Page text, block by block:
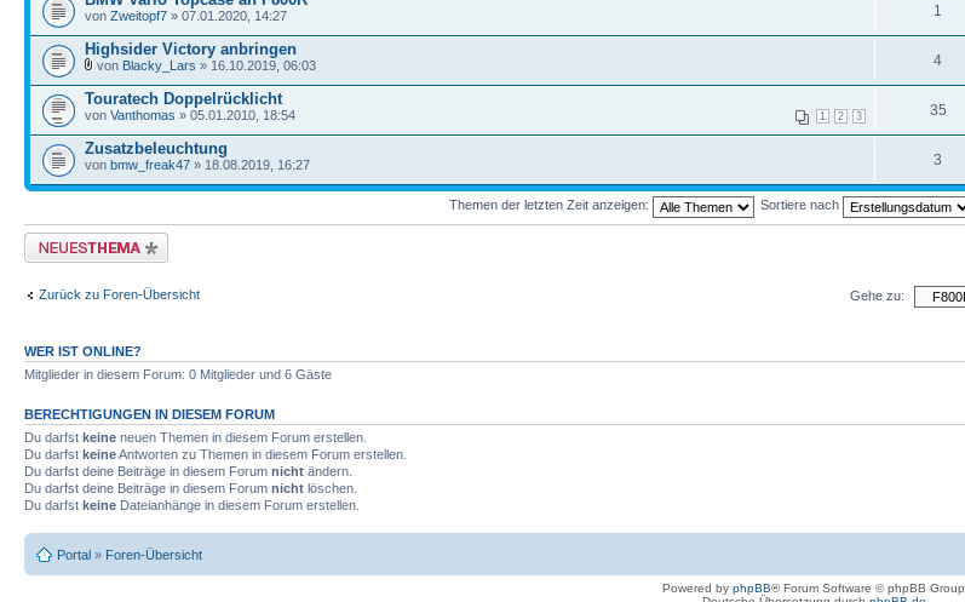
von Zweitopf7 » 07.01.2020, 14:27 1
Highsider Victory anbringen
von Blacky_Lars » 16.10.2019, 06:03 4
Touratech Doppelrücklicht
1 2 3
von Vanthomas » 05.01.2010, 18:54 35
Zusatzbeleuchtung
von bmw_freak47 » 18.08.2019, 16:27 3
Themen der letzten Zeit anzeigen: Sortiere nach
Neues Thema erstellen
Zurück zu Foren-Übersicht Gehe zu:
WER IST ONLINE?
Mitglieder in diesem Forum: 0 Mitglieder und 6 Gäste
BERECHTIGUNGEN IN DIESEM FORUM
Du darfst keine neuen Themen in diesem Forum erstellen.
Du darfst keineAntworten zu Themen in diesem Forum erstellen.
Du darfst deine Beiträge in diesem Forum nicht ändern.
Du darfst deine Beiträge in diesem Forum nicht löschen.
Du darfst keine Dateianhänge in diesem Forum erstellen.
Portal » Foren-Übersicht
Powered by phpBB® Forum Software © phpBB Group